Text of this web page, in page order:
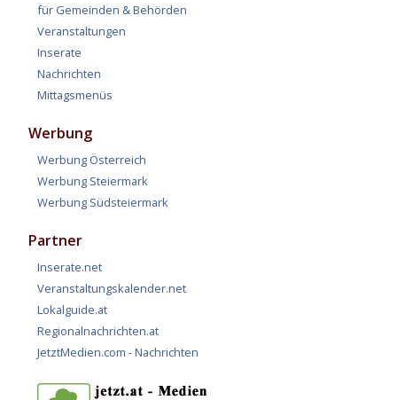
für Gemeinden & Behörden
Veranstaltungen
Inserate
Nachrichten
Mittagsmenüs
Werbung
Werbung Österreich
Werbung Steiermark
Werbung Südsteiermark
Partner
Inserate.net
Veranstaltungskalender.net
Lokalguide.at
Regionalnachrichten.at
JetztMedien.com - Nachrichten